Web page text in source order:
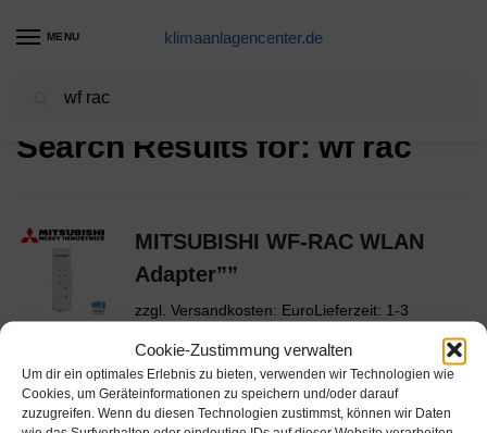
Cookie-Zustimmung verwalten
Um dir ein optimales Erlebnis zu bieten, verwenden wir Technologien wie
Cookies, um Geräteinformationen zu speichern und/oder darauf
zuzugreifen. Wenn du diesen Technologien zustimmst, können wir Daten
MENU klimaanlagencenter.de
Suchergebnisse für „wf rac“
Search Results for: wf rac
MITSUBISHI WF-RAC WLAN
Adapter””
zzgl. Versandkosten: EuroLieferzeit: 1-3
MITSUBISHI WLAN Adapter AM-